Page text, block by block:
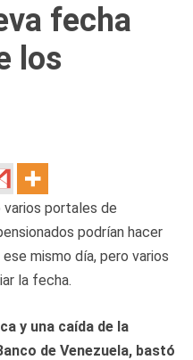
fecha
los
varios portales de
podrían hacer
mismo día, pero varios
la fecha.
y una caída de la
de Venezuela, bastó